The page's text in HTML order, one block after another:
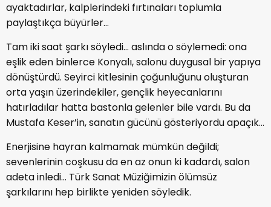
ayaktadırlar, kalplerindeki fırtınaları toplumla
paylaştıkça büyürler…
Tam iki saat şarkı söyledi… aslında o söylemedi: ona
eşlik eden binlerce Konyalı, salonu duygusal bir yapıya
dönüştürdü. Seyirci kitlesinin çoğunluğunu oluşturan
orta yaşın üzerindekiler, gençlik heyecanlarını
hatırladılar hatta bastonla gelenler bile vardı. Bu da
Mustafa Keser’in, sanatın gücünü gösteriyordu apaçık…
Enerjisine hayran kalmamak mümkün değildi;
sevenlerinin coşkusu da en az onun ki kadardı, salon
adeta inledi… Türk Sanat Müziğimizin ölümsüz
şarkılarını hep birlikte yeniden söyledik.